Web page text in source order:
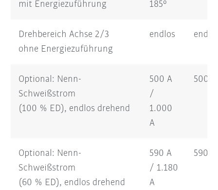
mit Energiezuführung
185°
Drehbereich Achse 2/3
ohne Energiezuführung
endlos
Optional: Nenn-
Schweißstrom
(100 % ED), endlos drehend
500 A
/
1.000
A
500
Optional: Nenn-
Schweißstrom
(60 % ED), endlos drehend
590 A
/ 1.180
A
590